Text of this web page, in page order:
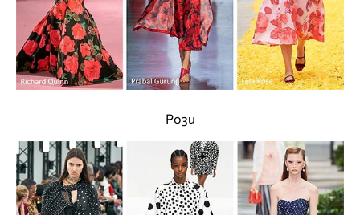
Рози